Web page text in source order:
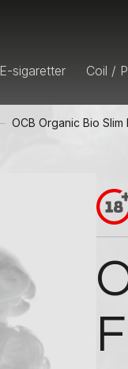
E-sigaretter Coil /
OCB Organic Bio Slim